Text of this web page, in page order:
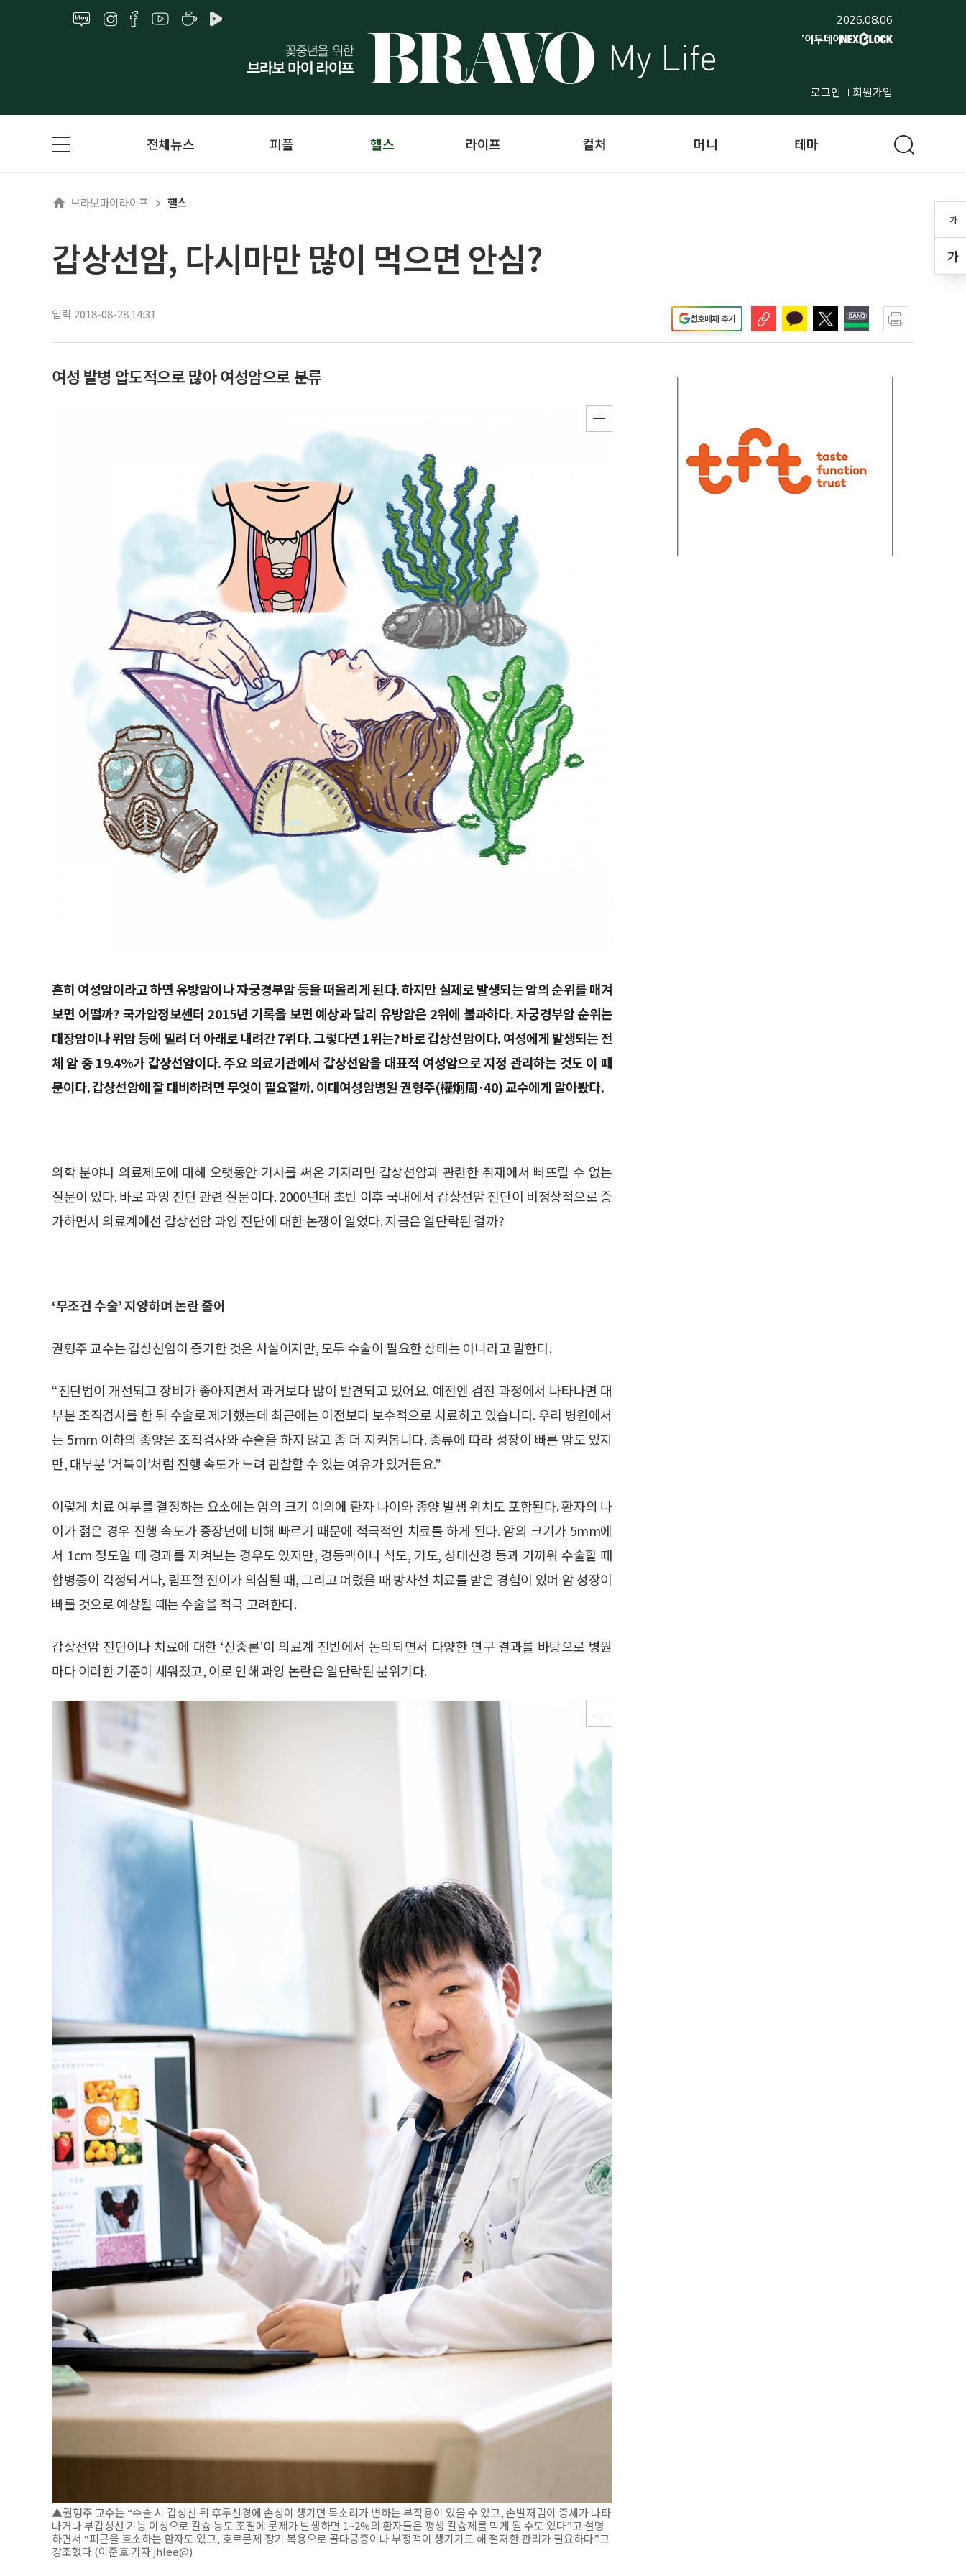
2026.08.06
로그인 회원가입
가
가
전체뉴스 피플 헬스 라이프 컬처 머니 테마
브라보마이라이프 헬스
갑상선암, 다시마만 많이 먹으면 안심?
입력 2018-08-28 14:31 선호매체 추가
여성 발병 압도적으로 많아 여성암으로 분류
흔히 여성암이라고 하면 유방암이나 자궁경부암 등을 떠올리게 된다. 하지만 실제로 발생되는 암의 순위를 매겨
보면 어떨까? 국가암정보센터 2015년 기록을 보면 예상과 달리 유방암은 2위에 불과하다. 자궁경부암 순위는
대장암이나 위암 등에 밀려 더 아래로 내려간 7위다. 그렇다면 1위는? 바로 갑상선암이다. 여성에게 발생되는 전
체 암 중 19.4%가 갑상선암이다. 주요 의료기관에서 갑상선암을 대표적 여성암으로 지정 관리하는 것도 이 때
문이다. 갑상선암에 잘 대비하려면 무엇이 필요할까. 이대여성암병원 권형주(權炯周·40) 교수에게 알아봤다.
의학 분야나 의료제도에 대해 오랫동안 기사를 써온 기자라면 갑상선암과 관련한 취재에서 빠뜨릴 수 없는
질문이 있다. 바로 과잉 진단 관련 질문이다. 2000년대 초반 이후 국내에서 갑상선암 진단이 비정상적으로 증
가하면서 의료계에선 갑상선암 과잉 진단에 대한 논쟁이 일었다. 지금은 일단락된 걸까?
‘무조건 수술’ 지양하며 논란 줄어
권형주 교수는 갑상선암이 증가한 것은 사실이지만, 모두 수술이 필요한 상태는 아니라고 말한다.
“진단법이 개선되고 장비가 좋아지면서 과거보다 많이 발견되고 있어요. 예전엔 검진 과정에서 나타나면 대
부분 조직검사를 한 뒤 수술로 제거했는데 최근에는 이전보다 보수적으로 치료하고 있습니다. 우리 병원에서
는 5mm 이하의 종양은 조직검사와 수술을 하지 않고 좀 더 지켜봅니다. 종류에 따라 성장이 빠른 암도 있지
만, 대부분 ‘거북이’처럼 진행 속도가 느려 관찰할 수 있는 여유가 있거든요.”
이렇게 치료 여부를 결정하는 요소에는 암의 크기 이외에 환자 나이와 종양 발생 위치도 포함된다. 환자의 나
이가 젊은 경우 진행 속도가 중장년에 비해 빠르기 때문에 적극적인 치료를 하게 된다. 암의 크기가 5mm에
서 1cm 정도일 때 경과를 지켜보는 경우도 있지만, 경동맥이나 식도, 기도, 성대신경 등과 가까워 수술할 때
합병증이 걱정되거나, 림프절 전이가 의심될 때, 그리고 어렸을 때 방사선 치료를 받은 경험이 있어 암 성장이
빠를 것으로 예상될 때는 수술을 적극 고려한다.
갑상선암 진단이나 치료에 대한 ‘신중론’이 의료계 전반에서 논의되면서 다양한 연구 결과를 바탕으로 병원
마다 이러한 기준이 세워졌고, 이로 인해 과잉 논란은 일단락된 분위기다.
▲권형주 교수는 “수술 시 갑상선 뒤 후두신경에 손상이 생기면 목소리가 변하는 부작용이 있을 수 있고, 손발저림이 증세가 나타
나거나 부갑상선 기능 이상으로 칼슘 농도 조절에 문제가 발생하면 1~2%의 환자들은 평생 칼슘제를 먹게 될 수도 있다”고 설명
하면서 “피곤을 호소하는 환자도 있고, 호르몬제 장기 복용으로 골다공증이나 부정맥이 생기기도 해 철저한 관리가 필요하다”고
강조했다.(이준호 기자 jhlee@)